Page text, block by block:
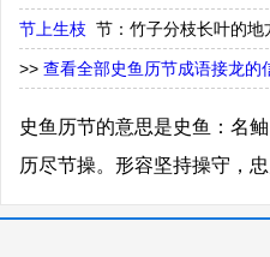
节上生枝 节：竹子分枝长叶的
>> 查看全部史鱼历节成语接龙的
史鱼历节的意思是史鱼：名
历尽节操。形容坚持操守，